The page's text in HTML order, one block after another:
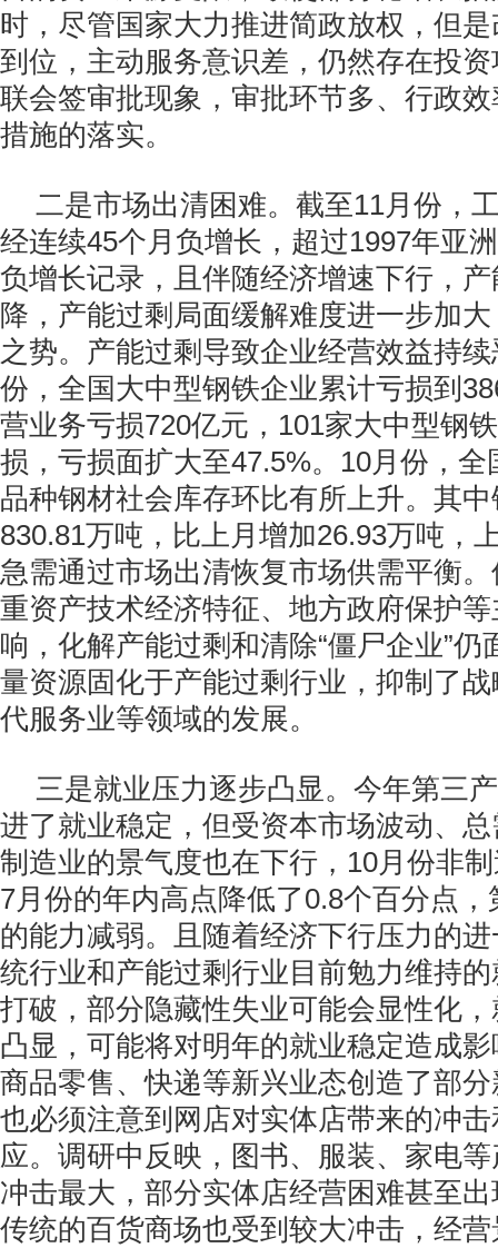
时，尽管国家大力推进简政放权，但
到位，主动服务意识差，仍然存在投
联会签审批现象，审批环节多、行政
措施的落实。
二是市场出清困难。截至11月份，
经连续45个月负增长，超过1997年亚
负增长记录，且伴随经济增速下行，
降，产能过剩局面缓解难度进一步加
之势。产能过剩导致企业经营效益持
份，全国大中型钢铁企业累计亏损到
营业务亏损720亿元，101家大中型钢
损，亏损面扩大至47.5%。10月份，全
品种钢材社会库存环比有所上升。其
830.81万吨，比上月增加26.93万吨，
急需通过市场出清恢复市场供需平衡
重资产技术经济特征、地方政府保护
响，化解产能过剩和清除“僵尸企业”仍
量资源固化于产能过剩行业，抑制了
代服务业等领域的发展。
三是就业压力逐步凸显。今年第三
进了就业稳定，但受资本市场波动、
制造业的景气度也在下行，10月份非
7月份的年内高点降低了0.8个百分点
的能力减弱。且随着经济下行压力的
统行业和产能过剩行业目前勉力维持
打破，部分隐藏性失业可能会显性化
凸显，可能将对明年的就业稳定造成
商品零售、快递等新兴业态创造了部
也必须注意到网店对实体店带来的冲
应。调研中反映，图书、服装、家电
冲击最大，部分实体店经营困难甚至
传统的百货商场也受到较大冲击，经